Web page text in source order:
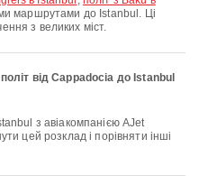
маршрутами до Istanbul. Ці
з великих міст.
від Cappadocia до Istanbul
цей розклад і порівняти інші